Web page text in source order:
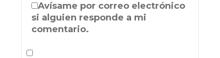
Avísame por correo electrónico
si alguien responde a mi
comentario.